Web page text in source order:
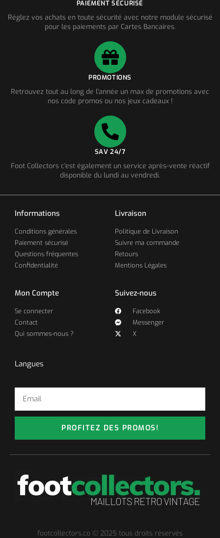
PAIEMENT SÉCURISÉ
Réglez vos achats en toute sécurité avec notre module sécurisé
pour les paiements par Cartes Bancaires.
PROMOTIONS
Retrouvez tout au long de l'année un max de promotions avec
nos code promos ou nos jeux cadeaux !
SAV 24/7
Foot Collectors c'est également un service après-vente réactif
disponible du lundi au vendredi.
Informations
Conditions générales
Paiement sécurisé
Questions fréquentes
Confidentialité
Livraison
Politique de Livraison
Suivre ma commande
Retours
Mentions Légales
Mon Compte
Se connecter
Contact
Qui sommes-nous ?
Suivez-nous
Facebook
Messenger
X
Langues
PROFITEZ DES PROMOS!
footcollectors.co © 2025 tous droits réservés